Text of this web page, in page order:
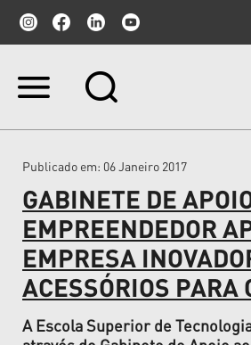
Ir
Ir
navegação
Publicado em: 06 Janeiro 2017
GABINETE DE
EMPREENDEDOR
EMPRESA
ACESSÓRIOS PARA
A Escola Superior de